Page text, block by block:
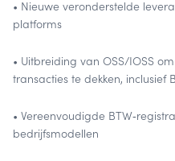
• Nieuwe veronderstelde
platforms
• Uitbreiding van OSS/IOSS
transacties te dekken, inclusief
• Vereenvoudigde
bedrijfsmodellen